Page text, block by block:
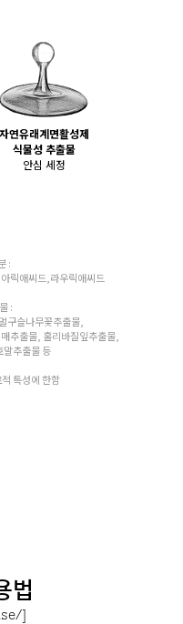
자연유래계면활성제
식물성 추출물
안심 세정
:
릭애씨드,라우릭애씨드
:
구슬나무꽃추출물,
추출물, 홀리바질잎추출물,
말추출물 등
특성에 한함
법
]